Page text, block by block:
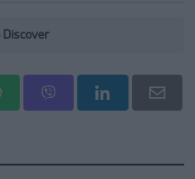
Discover